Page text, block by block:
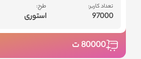
تعداد کاربر:
97000
طرح:
استوری
80000ت